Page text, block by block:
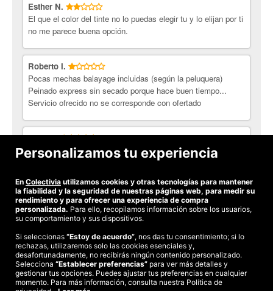
Esther N.
El que el color del tinte no lo puedas elegir tu y lo elijan por ti
no me parece buena opción.
Roberto I.
Pocas mechas balayage incluidas (según la peluquera)
Peinado express sin secado porque hace buen tiempo...
Servicio ofrecido no se corresponde con ofertado
Julio C.
Realmente la oferta no responde a lo descrito . El tinte aplica
sòlo para raiz .Servicio vago.
Ver todas las opiniones
©2026 Colectivia
Términos y condiciones|Política de privacidad|Política de cookies
Estudio turismo de verano 2020
Personalizamos tu experiencia
En Colectivia utilizamos cookies y otras tecnologías para mantener
la fiabilidad y la seguridad de nuestras páginas web, para medir su
rendimiento y para ofrecer una experiencia de compra
personalizada. Para ello, recopilamos información sobre los usuarios,
su comportamiento y sus dispositivos.
Si seleccionas “Estoy de acuerdo”, nos das tu consentimiento; si lo
rechazas, utilizaremos solo las cookies esenciales y,
desafortunadamente, no recibirás ningún contenido personalizado.
Selecciona “Establecer preferencias” para ver más detalles y
gestionar tus opciones. Puedes ajustar tus preferencias en cualquier
momento. Para más información, consulta nuestra Política de